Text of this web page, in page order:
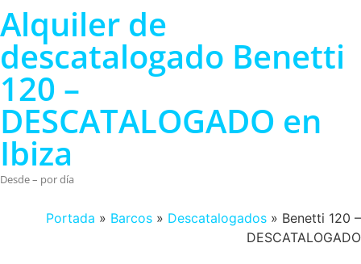
Alquiler de
descatalogado Benetti
120 –
DESCATALOGADO en
Ibiza
Desde – por día
Portada » Barcos » Descatalogados » Benetti 120 –
DESCATALOGADO